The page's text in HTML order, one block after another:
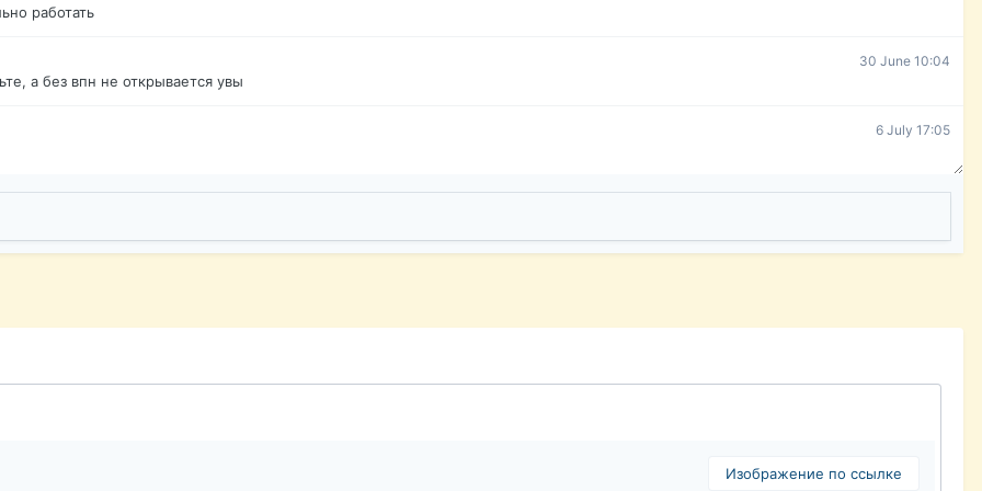
работать
30 June 10:04
а без впн не открывается увы
6 July 17:05
Изображение по ссылке